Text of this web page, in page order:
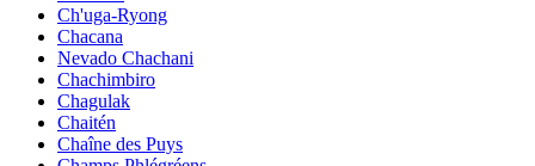
Ch'uga-Ryong
Chacana
Nevado Chachani
Chachimbiro
Chagulak
Chaitén
Chaîne des Puys